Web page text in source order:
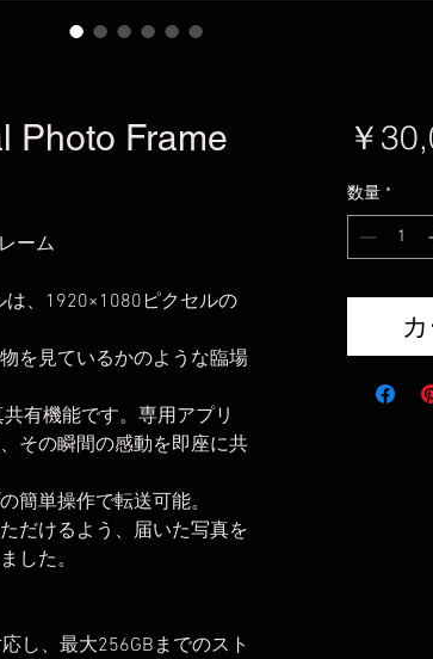
Photo Frame
ーム
は、1920×1080ピクセルの
を見ているかのような臨場
有機能です。専用アプリ
その瞬間の感動を即座に共
簡単操作で転送可能。
だけるよう、届いた写真を
した。
し、最大256GBまでのスト
￥
数量 *